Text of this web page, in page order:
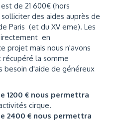
de 21 600€ (hors
des aides auprès de
Paris (et du XV eme). Les
en
projet mais nous n'avons
la somme
besoin d'aide de généreux
1200 € nous permettra
cirque.
2400 € nous permettra